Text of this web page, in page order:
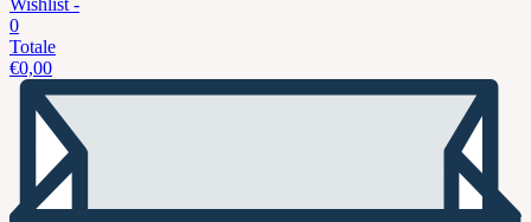
Wishlist -
0
Totale
€0,00